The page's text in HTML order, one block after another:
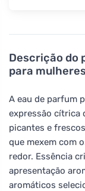
Descrição do
para
A eau de parfum
expressão cítrica
picantes e
que mexem com
redor. Essência
apresentação
aromáticos